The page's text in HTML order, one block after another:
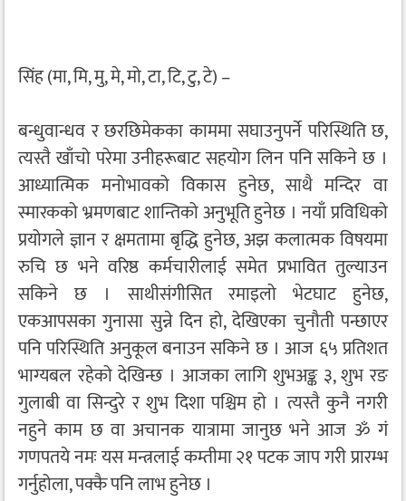
सिंह (मा, मि, मु, मे, मो, टा, टि, टु, टे) –
बन्धुवान्धव र छरछिमेकका काममा सघाउनुपर्ने परिस्थिति छ,
त्यस्तै खाँचो परेमा उनीहरूबाट सहयोग लिन पनि सकिने छ ।
आध्यात्मिक मनोभावको विकास हुनेछ, साथै मन्दिर वा
स्मारकको भ्रमणबाट शान्तिको अनुभूति हुनेछ । नयाँ प्रविधिको
प्रयोगले ज्ञान र क्षमतामा बृद्धि हुनेछ, अझ कलात्मक विषयमा
रुचि छ भने वरिष्ठ कर्मचारीलाई समेत प्रभावित तुल्याउन
सकिने छ । साथीसंगीसित रमाइलो भेटघाट हुनेछ,
एकआपसका गुनासा सुन्ने दिन हो, देखिएका चुनौती पन्छाएर
पनि परिस्थिति अनुकूल बनाउन सकिने छ । आज ६५ प्रतिशत
भाग्यबल रहेको देखिन्छ । आजका लागि शुभअङ्क ३, शुभ रङ
गुलाबी वा सिन्दुरे र शुभ दिशा पश्चिम हो । त्यस्तै कुनै नगरी
नहुने काम छ वा अचानक यात्रामा जानुछ भने आज ॐ गं
गणपतये नमः यस मन्त्रलाई कम्तीमा २१ पटक जाप गरी प्रारम्भ
गर्नुहोला, पक्कै पनि लाभ हुनेछ ।